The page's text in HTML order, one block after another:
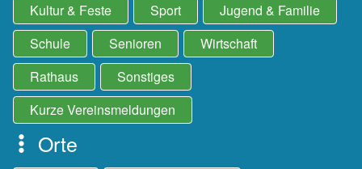
Kultur & Feste
Sport
Jugend & Familie
Schule
Senioren
Wirtschaft
Rathaus
Sonstiges
Kurze Vereinsmeldungen
Orte